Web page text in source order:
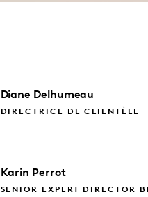
Diane Delhumeau
DIRECTRICE DE CLIENTÈLE
Karin Perrot
SENIOR EXPERT DIRECTOR